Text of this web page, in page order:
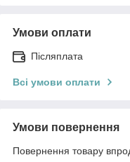
Умови оплати
Післяплата
Всі умови оплати
Умови повернення
Повернення товару